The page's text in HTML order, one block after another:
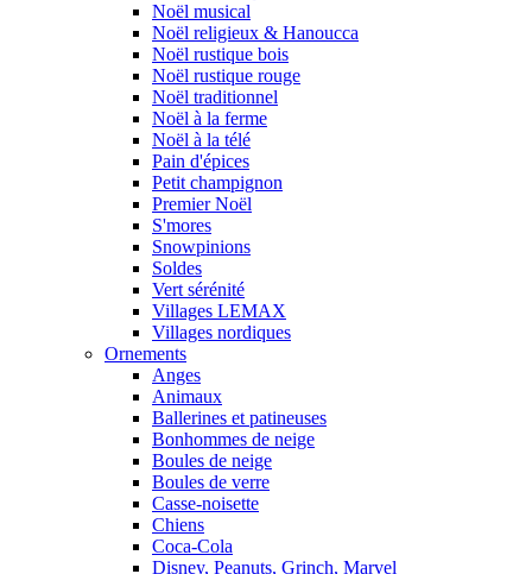
Noël musical
Noël religieux & Hanoucca
Noël rustique bois
Noël rustique rouge
Noël traditionnel
Noël à la ferme
Noël à la télé
Pain d'épices
Petit champignon
Premier Noël
S'mores
Snowpinions
Soldes
Vert sérénité
Villages LEMAX
Villages nordiques
Ornements
Anges
Animaux
Ballerines et patineuses
Bonhommes de neige
Boules de neige
Boules de verre
Casse-noisette
Chiens
Coca-Cola
Disney, Peanuts, Grinch, Marvel